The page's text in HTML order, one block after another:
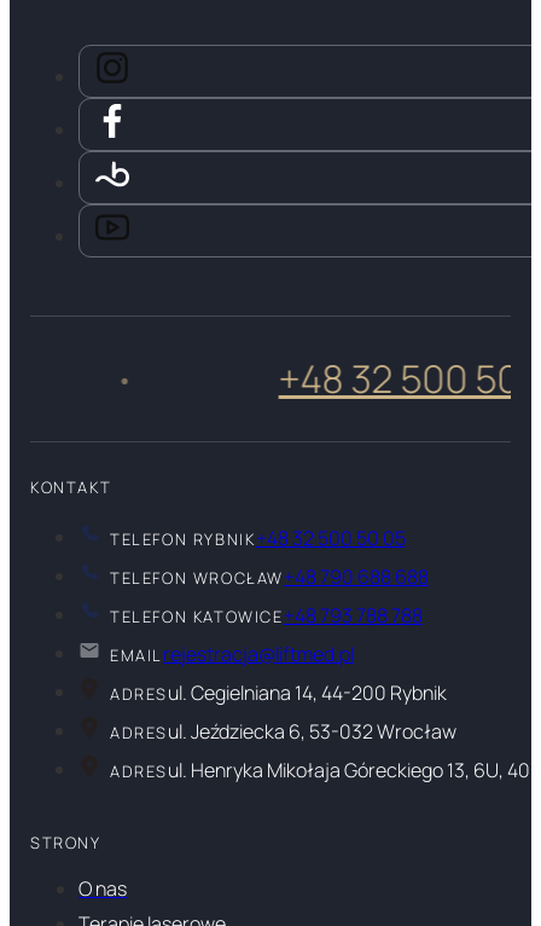
+48 32 500 50 05
KONTAKT
TELEFON RYBNIK+48 32 500 50 05
TELEFON WROCŁAW+48 790 688 688
TELEFON KATOWICE+48 793 788 788
EMAILrejestracja@liftmed.pl
ADRESul. Cegielniana 14, 44-200 Rybnik
ADRESul. Jeździecka 6, 53-032 Wrocław
ADRESul. Henryka Mikołaja Góreckiego 13, 6U,
STRONY
O nas